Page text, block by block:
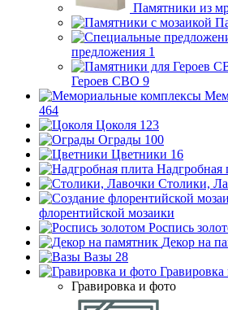
Памятники из
предложения 1
Героев СВО 9
464
Цоколя 123
Ограды 100
Цветники 16
Надгробная
Столики,
флорентийской мозаики
Роспись
Декор на
Вазы 28
Гравировка и фото